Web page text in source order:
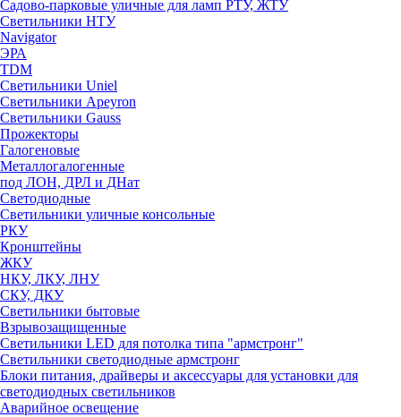
Садово-парковые уличные для ламп РТУ, ЖТУ
Светильники НТУ
Navigator
ЭРА
TDM
Светильники Uniel
Светильники Apeyron
Светильники Gauss
Прожекторы
Галогеновые
Металлогалогенные
под ЛОН, ДРЛ и ДНат
Светодиодные
Светильники уличные консольные
РКУ
Кронштейны
ЖКУ
НКУ, ЛКУ, ЛНУ
СКУ, ДКУ
Светильники бытовые
Взрывозащищенные
Светильники LED для потолка типа "армстронг"
Светильники светодиодные армстронг
Блоки питания, драйверы и аксессуары для установки для
светодиодных светильников
Аварийное освещение